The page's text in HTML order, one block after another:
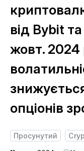
від Bybit
жовт. 2024
опціонів
Просунутий